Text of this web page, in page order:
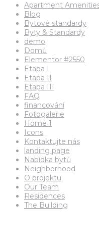
Apartment
Blog
Bytové standardy
Byty & Standardy
demo
Domů
Elementor #2550
Etapa I
Etapa II
Etapa III
FAQ
financování
Fotogalerie
Home 1
Icons
Kontaktujte nás
landing page
Nabídka bytů
Neighborhood
O projektu
Our Team
Residences
The Building